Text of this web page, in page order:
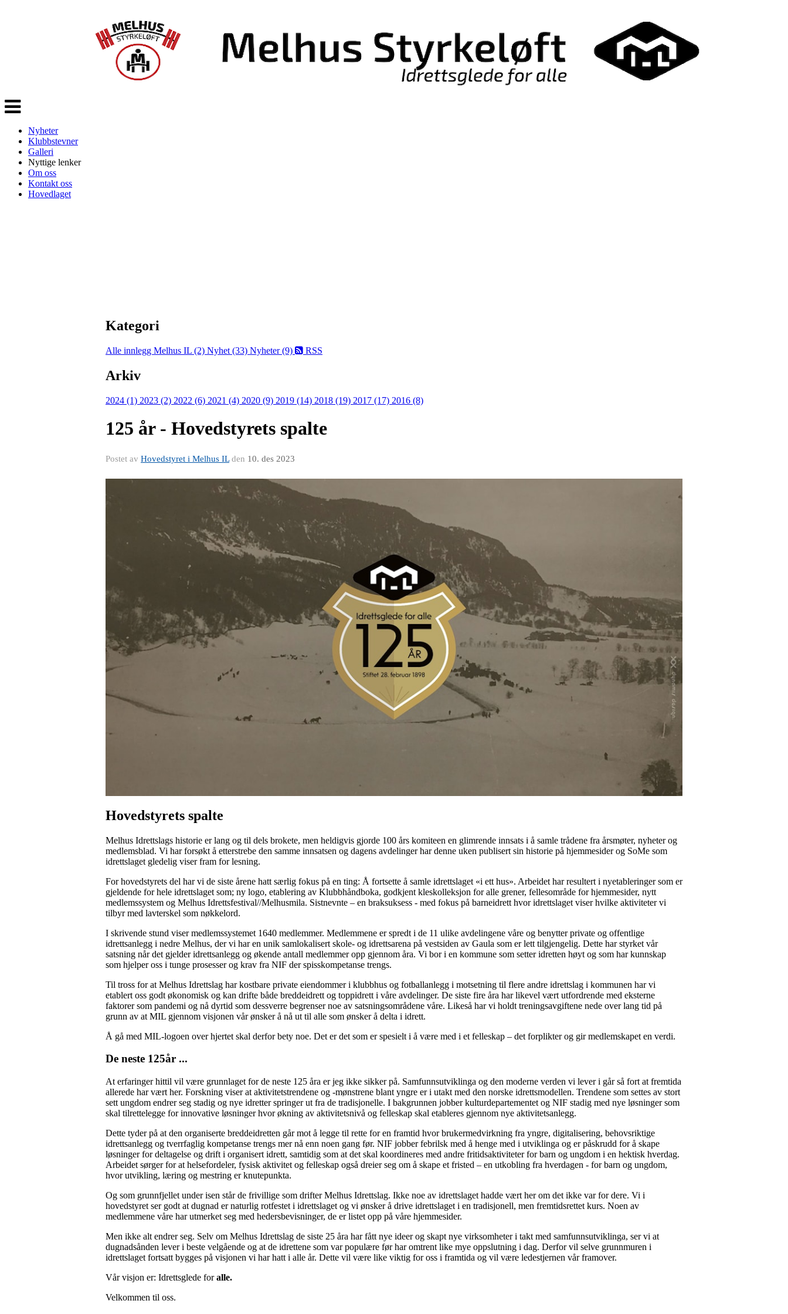
Veksle
navigasjon
Nyheter
Klubbstevner
Galleri
Nyttige lenker
Om oss
Kontakt oss
Hovedlaget
Kategori
Alle innlegg Melhus IL (2) Nyhet (33) Nyheter (9) RSS
Arkiv
2024 (1) 2023 (2) 2022 (6) 2021 (4) 2020 (9) 2019 (14) 2018 (19) 2017 (17) 2016 (8)
125 år - Hovedstyrets spalte
Postet av Hovedstyret i Melhus ILden 10. des 2023
Hovedstyrets spalte
Melhus Idrettslags historie er lang og til dels brokete, men heldigvis gjorde 100 års komiteen en glimrende innsats i å samle trådene fra årsmøter, nyheter og
medlemsblad. Vi har forsøkt å etterstrebe den samme innsatsen og dagens avdelinger har denne uken publisert sin historie på hjemmesider og SoMe som
idrettslaget gledelig viser fram for lesning.
For hovedstyrets del har vi de siste årene hatt særlig fokus på en ting: Å fortsette å samle idrettslaget «i ett hus». Arbeidet har resultert i nyetableringer som er
gjeldende for hele idrettslaget som; ny logo, etablering av Klubbhåndboka, godkjent kleskolleksjon for alle grener, fellesområde for hjemmesider, nytt
medlemssystem og Melhus Idrettsfestival//Melhusmila. Sistnevnte – en braksuksess - med fokus på barneidrett hvor idrettslaget viser hvilke aktiviteter vi
tilbyr med lavterskel som nøkkelord.
I skrivende stund viser medlemssystemet 1640 medlemmer. Medlemmene er spredt i de 11 ulike avdelingene våre og benytter private og offentlige
idrettsanlegg i nedre Melhus, der vi har en unik samlokalisert skole- og idrettsarena på vestsiden av Gaula som er lett tilgjengelig. Dette har styrket vår
satsning når det gjelder idrettsanlegg og økende antall medlemmer opp gjennom åra. Vi bor i en kommune som setter idretten høyt og som har kunnskap
som hjelper oss i tunge prosesser og krav fra NIF der spisskompetanse trengs.
Til tross for at Melhus Idrettslag har kostbare private eiendommer i klubbhus og fotballanlegg i motsetning til flere andre idrettslag i kommunen har vi
etablert oss godt økonomisk og kan drifte både breddeidrett og toppidrett i våre avdelinger. De siste fire åra har likevel vært utfordrende med eksterne
faktorer som pandemi og nå dyrtid som dessverre begrenser noe av satsningsområdene våre. Likeså har vi holdt treningsavgiftene nede over lang tid på
grunn av at MIL gjennom visjonen vår ønsker å nå ut til alle som ønsker å delta i idrett.
Å gå med MIL-logoen over hjertet skal derfor bety noe. Det er det som er spesielt i å være med i et felleskap – det forplikter og gir medlemskapet en verdi.
De neste 125år ...
At erfaringer hittil vil være grunnlaget for de neste 125 åra er jeg ikke sikker på. Samfunnsutviklinga og den moderne verden vi lever i går så fort at fremtida
allerede har vært her. Forskning viser at aktivitetstrendene og -mønstrene blant yngre er i utakt med den norske idrettsmodellen. Trendene som settes av stort
sett ungdom endrer seg stadig og nye idretter springer ut fra de tradisjonelle. I bakgrunnen jobber kulturdepartementet og NIF stadig med nye løsninger som
skal tilrettelegge for innovative løsninger hvor økning av aktivitetsnivå og felleskap skal etableres gjennom nye aktivitetsanlegg.
Dette tyder på at den organiserte breddeidretten går mot å legge til rette for en framtid hvor brukermedvirkning fra yngre, digitalisering, behovsriktige
idrettsanlegg og tverrfaglig kompetanse trengs mer nå enn noen gang før. NIF jobber febrilsk med å henge med i utviklinga og er påskrudd for å skape
løsninger for deltagelse og drift i organisert idrett, samtidig som at det skal koordineres med andre fritidsaktiviteter for barn og ungdom i en hektisk hverdag.
Arbeidet sørger for at helsefordeler, fysisk aktivitet og felleskap også dreier seg om å skape et fristed – en utkobling fra hverdagen - for barn og ungdom,
hvor utvikling, læring og mestring er knutepunkta.
Og som grunnfjellet under isen står de frivillige som drifter Melhus Idrettslag. Ikke noe av idrettslaget hadde vært her om det ikke var for dere. Vi i
hovedstyret ser godt at dugnad er naturlig rotfestet i idrettslaget og vi ønsker å drive idrettslaget i en tradisjonell, men fremtidsrettet kurs. Noen av
medlemmene våre har utmerket seg med hedersbevisninger, de er listet opp på våre hjemmesider.
Men ikke alt endrer seg. Selv om Melhus Idrettslag de siste 25 åra har fått nye ideer og skapt nye virksomheter i takt med samfunnsutviklinga, ser vi at
dugnadsånden lever i beste velgående og at de idrettene som var populære før har omtrent like mye oppslutning i dag. Derfor vil selve grunnmuren i
idrettslaget fortsatt bygges på visjonen vi har hatt i alle år. Dette vil være like viktig for oss i framtida og vil være ledestjernen vår framover.
Vår visjon er: Idrettsglede foralle.
Velkommen til oss.